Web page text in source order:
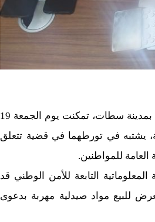
علمت ” اخبار سطات ” أن عناصر المصلحة الولائية للشرطة القضائية بمدينة سطات، تمكنت يوم الجمعة 19
من توقيف رجل وسيدة يبلغان من العمر 22 و53 سنة، يشتبه في تورطهما في قضية تتعلق
للمواطنين.
التابعة للأمن الوطني قد
للبيع مواد صيدلية مهربة بدعوى